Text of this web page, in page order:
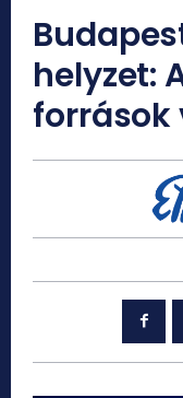
helyzet:
források